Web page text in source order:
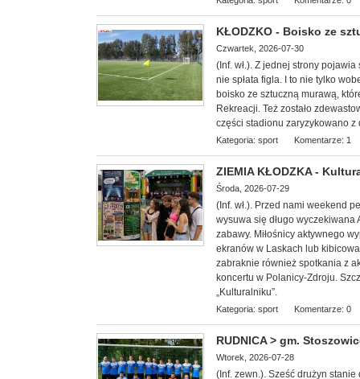
KŁODZKO - Boisko ze
Czwartek, 2026-07-30
(Inf. wł.). Z jednej strony
nie spłata figla. I to nie tylko
boisko ze sztuczną murawą,
Rekreacji. Też zostało
części stadionu zaryzykowano
Kategoria: sport Komentarze: 1
ZIEMIA KŁODZKA -
Środa, 2026-07-29
(Inf. wł.). Przed nami weekend
wysuwa się długo
zabawy. Miłośnicy aktywnego
ekranów w Laskach lub
zabraknie również spotkania z
koncertu w Polanicy-Zdroju.
„Kulturalniku”.
Kategoria: sport Komentarze: 0
RUDNICA > gm.
Wtorek, 2026-07-28
(Inf. zewn.). Sześć drużyn